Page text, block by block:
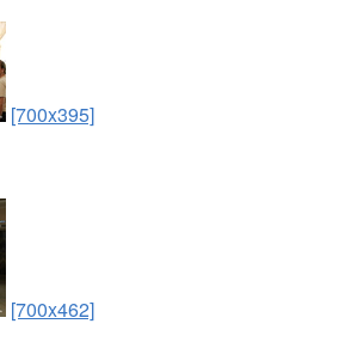
[700x395]
[700x462]